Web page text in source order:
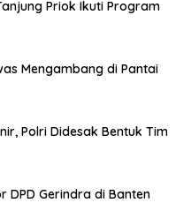
Priok Ikuti Program
Mengambang di Pantai
Polri Didesak Bentuk Tim
DPD Gerindra di Banten